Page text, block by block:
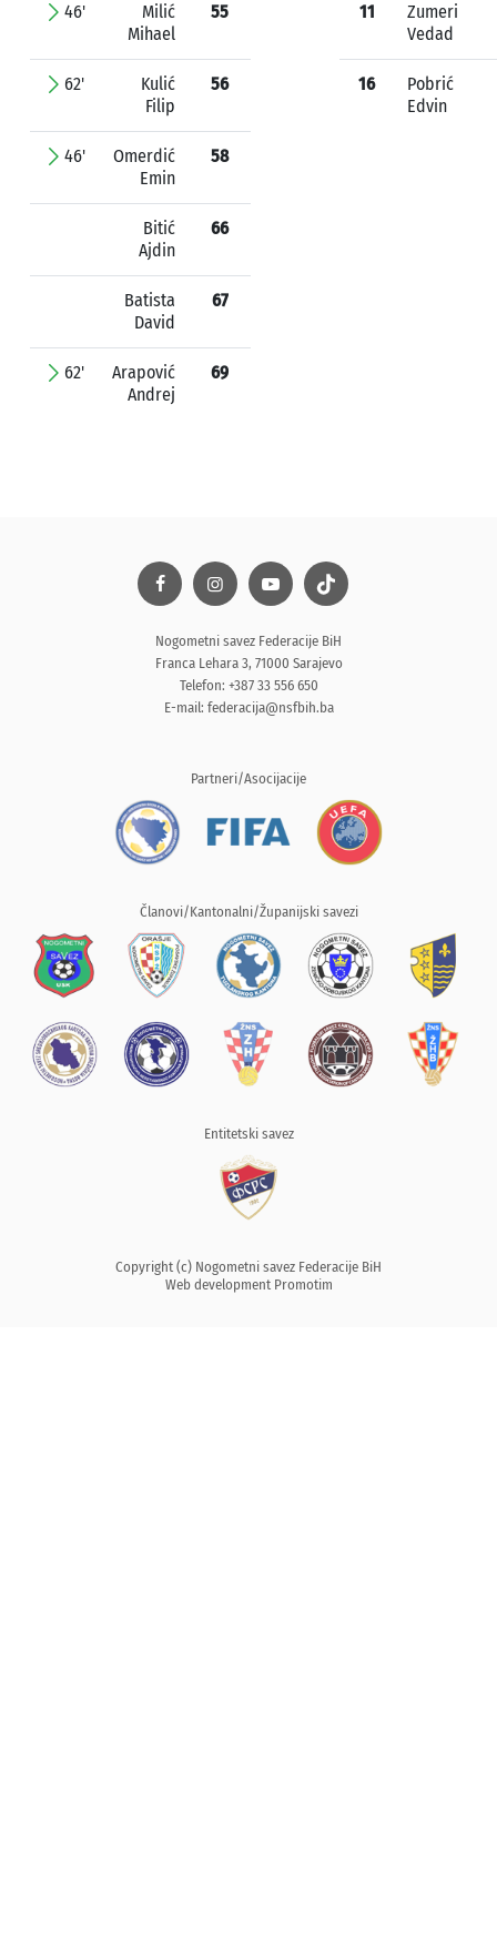
46'
Milić
Mihael
55
62'
Kulić
Filip
56
46'
Omerdić
Emin
58
Bitić
Ajdin
66
Batista
David
67
62'
Arapović
Andrej
69
11
Zumeri
Vedad
16
Pobrić
Edvin
Nogometni savez Federacije BiH
Franca Lehara 3, 71000 Sarajevo
Telefon: +387 33 556 650
E-mail: federacija@nsfbih.ba
Partneri/Asocijacije
Članovi/Kantonalni/Županijski savezi
Entitetski savez
Copyright (c) Nogometni savez Federacije BiH
Web development Promotim